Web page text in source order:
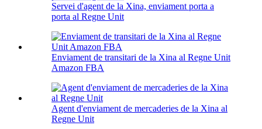
Servei d'agent de la Xina, enviament porta a
porta al Regne Unit
Enviament de transitari de la Xina al Regne Unit
Amazon FBA
Agent d'enviament de mercaderies de la Xina al
Regne Unit